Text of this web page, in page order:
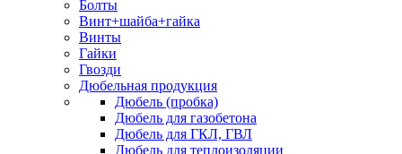
Болты
Винт+шайба+гайка
Винты
Гайки
Гвозди
Дюбельная продукция
Дюбель (пробка)
Дюбель для газобетона
Дюбель для ГКЛ, ГВЛ
Дюбель для теплоизоляции